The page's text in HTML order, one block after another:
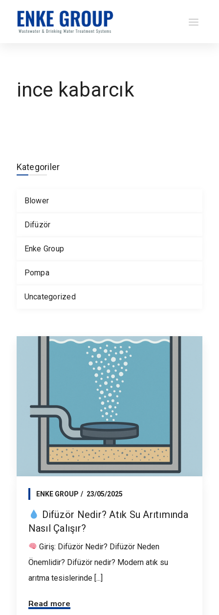
ince kabarcık
Kategoriler
Blower
Difüzör
Enke Group
Pompa
Uncategorized
ENKE GROUP 23/05/2025
Difüzör Nedir? Atık Su Arıtımında
Nasıl Çalışır?
Giriş: Difüzör Nedir? Difüzör Neden
Önemlidir? Difüzör nedir? Modern atık su
arıtma tesislerinde [...]
Read more